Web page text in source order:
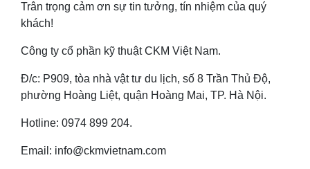
Trân trọng cảm ơn sự tin tưởng, tín nhiệm của quý
khách!
Công ty cổ phần kỹ thuật CKM Việt Nam.
Đ/c: P909, tòa nhà vật tư du lịch, số 8 Trần Thủ Độ,
phường Hoàng Liệt, quận Hoàng Mai, TP. Hà Nội.
Hotline: 0974 899 204.
Email: info@ckmvietnam.com